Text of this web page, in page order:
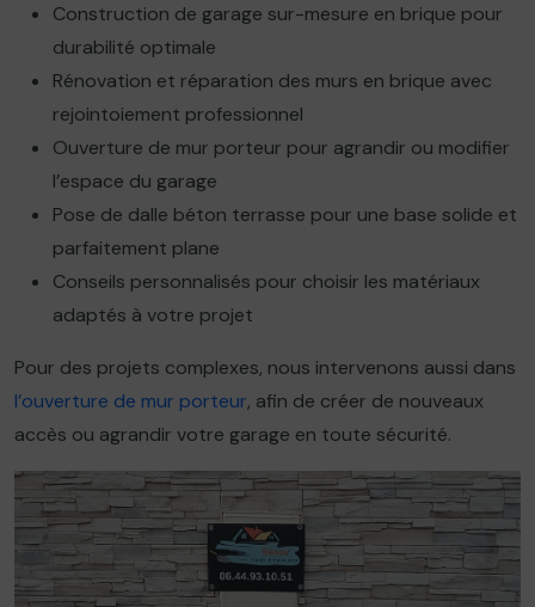
Construction de garage sur-mesure en brique pour
durabilité optimale
Rénovation et réparation des murs en brique avec
rejointoiement professionnel
Ouverture de mur porteur pour agrandir ou modifier
l’espace du garage
Pose de dalle béton terrasse pour une base solide et
parfaitement plane
Conseils personnalisés pour choisir les matériaux
adaptés à votre projet
Pour des projets complexes, nous intervenons aussi dans
l’ouverture de mur porteur, afin de créer de nouveaux
accès ou agrandir votre garage en toute sécurité.